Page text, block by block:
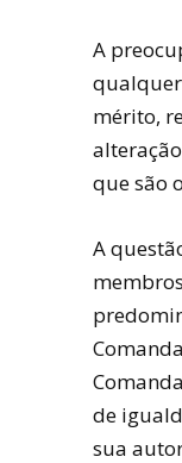
A
qualquer
mérito,
que são
A
de
sua